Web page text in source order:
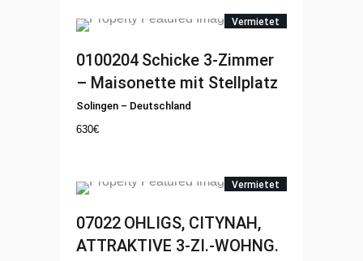
Vermietet
0100204 Schicke 3-Zimmer
– Maisonette mit Stellplatz
Solingen – Deutschland
630€
Vermietet
07022 OHLIGS, CITYNAH,
ATTRAKTIVE 3-ZI.-WOHNG.